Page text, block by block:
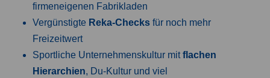
firmeneigenen Fabrikladen
Vergünstigte Reka-Checks für noch mehr
Freizeitwert
Sportliche Unternehmenskultur mitflachen
Hierarchien, Du-Kultur und viel